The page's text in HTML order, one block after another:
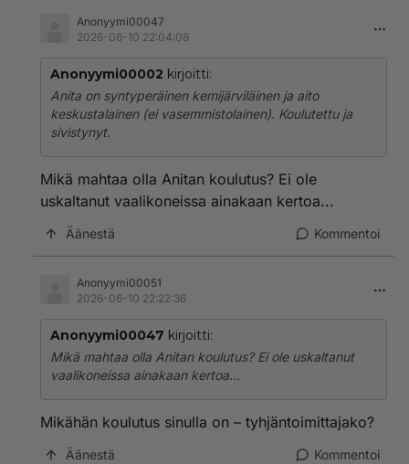
Anonyymi00047
2026-06-10 22:04:08
Anonyymi00002 kirjoitti:
Anita on syntyperäinen kemijärviläinen ja aito
keskustalainen (ei vasemmistolainen). Koulutettu ja
sivistynyt.
Mikä mahtaa olla Anitan koulutus? Ei ole
uskaltanut vaalikoneissa ainakaan kertoa...
Äänestä Kommentoi
Anonyymi00051
2026-06-10 22:22:36
Anonyymi00047 kirjoitti:
Mikä mahtaa olla Anitan koulutus? Ei ole uskaltanut
vaalikoneissa ainakaan kertoa...
Mikähän koulutus sinulla on – tyhjäntoimittajako?
Äänestä Kommentoi